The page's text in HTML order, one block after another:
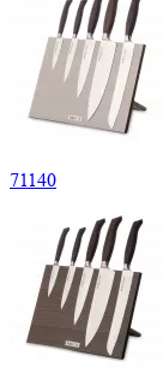
71140